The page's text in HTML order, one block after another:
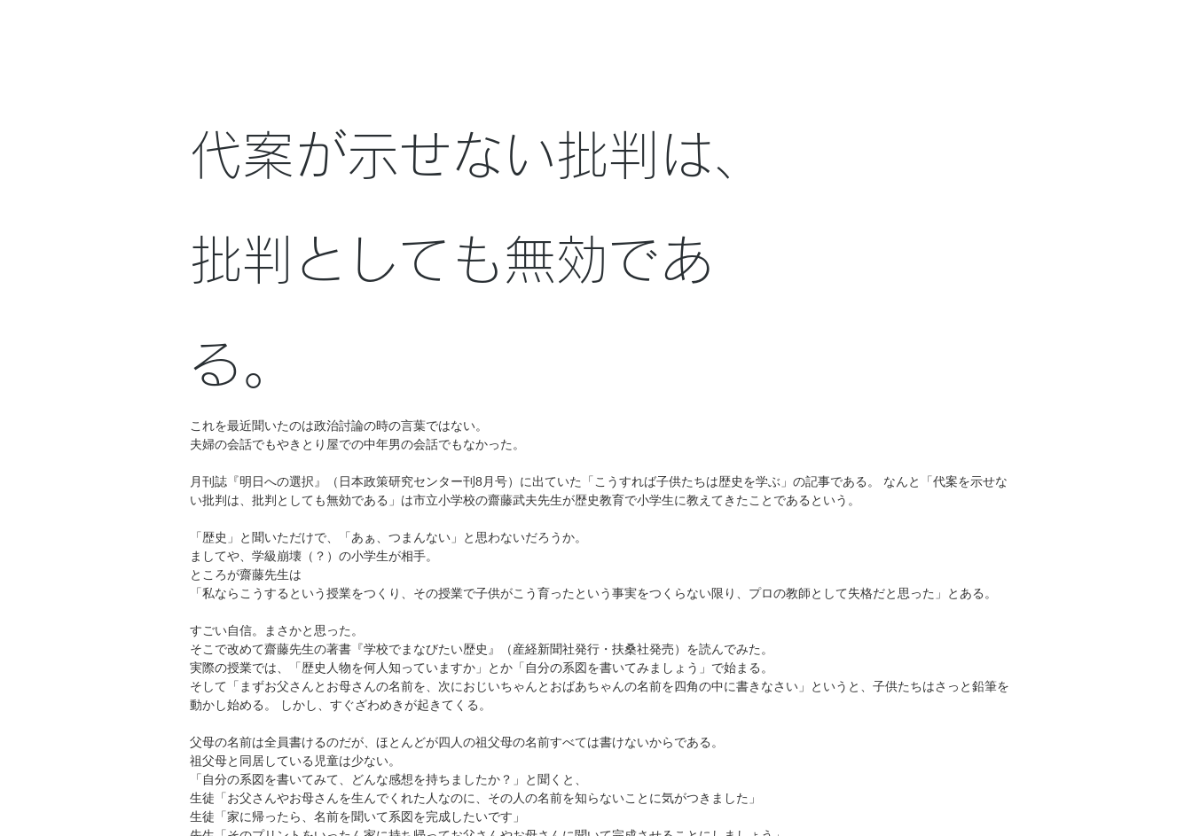
代案が示せない批判は、
批判としても無効であ
る。
これを最近聞いたのは政治討論の時の言葉ではない。
夫婦の会話でもやきとり屋での中年男の会話でもなかった。
月刊誌『明日への選択』（日本政策研究センター刊8月号）に出ていた「こうすれば子供たちは歴史を学ぶ」の記事である。 なんと「代案を示せな
い批判は、批判としても無効である」は市立小学校の齋藤武夫先生が歴史教育で小学生に教えてきたことであるという。
「歴史」と聞いただけで、「あぁ、つまんない」と思わないだろうか。
ましてや、学級崩壊（？）の小学生が相手。
ところが齋藤先生は
「私ならこうするという授業をつくり、その授業で子供がこう育ったという事実をつくらない限り、プロの教師として失格だと思った」とある。
すごい自信。まさかと思った。
そこで改めて齋藤先生の著書『学校でまなびたい歴史』（産経新聞社発行・扶桑社発売）を読んでみた。
実際の授業では、「歴史人物を何人知っていますか」とか「自分の系図を書いてみましょう」で始まる。
そして「まずお父さんとお母さんの名前を、次におじいちゃんとおばあちゃんの名前を四角の中に書きなさい」というと、子供たちはさっと鉛筆を
動かし始める。 しかし、すぐざわめきが起きてくる。
父母の名前は全員書けるのだが、ほとんどが四人の祖父母の名前すべては書けないからである。
祖父母と同居している児童は少ない。
「自分の系図を書いてみて、どんな感想を持ちましたか？」と聞くと、
生徒「お父さんやお母さんを生んでくれた人なのに、その人の名前を知らないことに気がつきました」
生徒「家に帰ったら、名前を聞いて系図を完成したいです」